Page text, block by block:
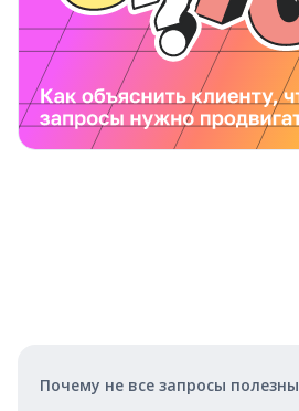
Почему не все запросы полезны